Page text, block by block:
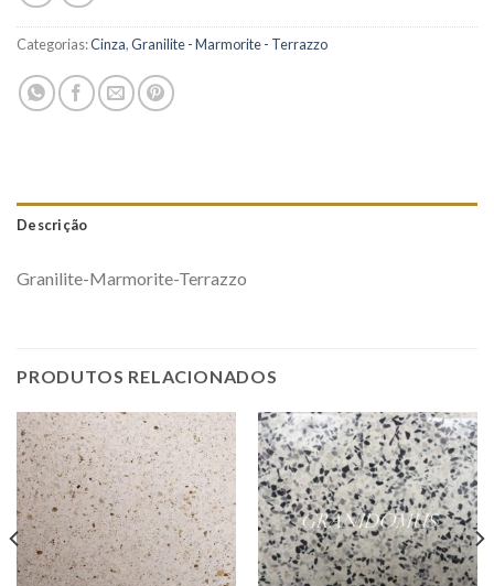
Categorias:Cinza,Granilite - Marmorite - Terrazzo
Descrição
Granilite-Marmorite-Terrazzo
PRODUTOS RELACIONADOS